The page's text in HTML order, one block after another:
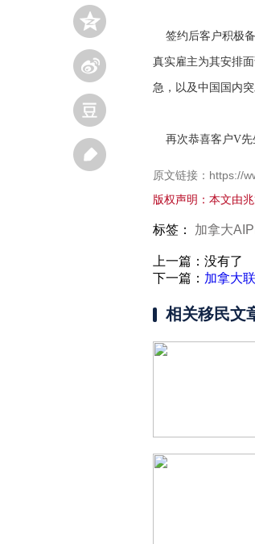
签约后客户积极备
真实雇主为其安排
急，以及中国国内
再次恭喜客户V先
原文链接：https://
版权声明：本文由
标签： 加拿大
上一篇：没有了
下一篇： 加拿大
相关移民文